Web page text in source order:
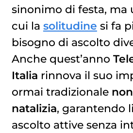
sinonimo di festa, ma
cui la solitudine si fa
bisogno di ascolto
Anche quest’anno
Italia rinnova il suo
ormai tradizionale
natalizia, garantendo
ascolto attive senza